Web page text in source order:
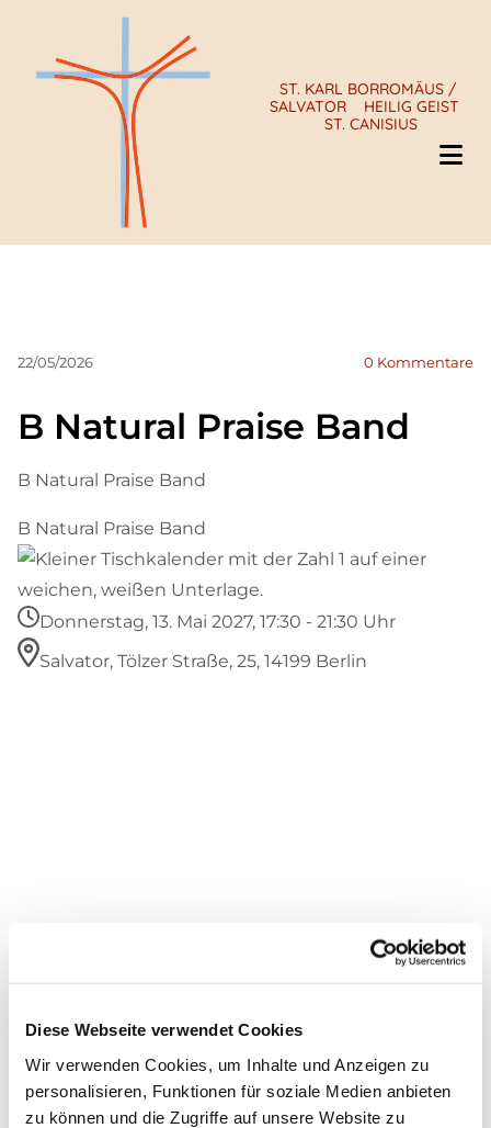
Diese Webseite verwendet Cookies
Wir verwenden Cookies, um Inhalte und Anzeigen zu
personalisieren, Funktionen für soziale Medien anbieten
zu können und die Zugriffe auf unsere Website zu
ST. KARL BORROMÄUS /
SALVATOR
HEILIG GEIST
ST. CANISIUS
22/05/2026 0 Kommentare
B Natural Praise Band
B Natural Praise Band
B Natural Praise Band
Donnerstag, 13. Mai 2027, 17:30 - 21:30 Uhr
Salvator, Tölzer Straße, 25, 14199 Berlin
Dies könnte Sie auch interessieren